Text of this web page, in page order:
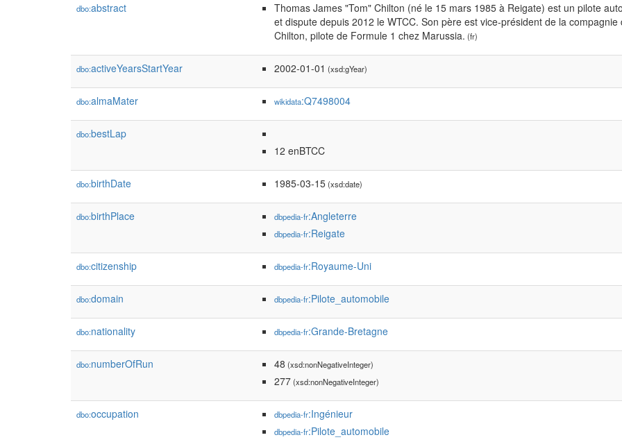
dbo:abstract
Thomas James "Tom" Chilton (né le 15 mars 1985 à Reigate) est un pilote
et dispute depuis 2012 le WTCC. Son père est vice-président de la
Chilton, pilote de Formule 1 chez Marussia. (fr)
dbo:activeYearsStartYear 2002-01-01 (xsd:gYear)
dbo:almaMater wikidata:Q7498004
dbo:bestLap
12 enBTCC
dbo:birthDate 1985-03-15(xsd:date)
dbo:birthPlace dbpedia-fr:Angleterre
dbpedia-fr:Reigate
dbo:citizenship dbpedia-fr:Royaume-Uni
dbo:domain dbpedia-fr:Pilote_automobile
dbo:nationality dbpedia-fr:Grande-Bretagne
dbo:numberOfRun 48 (xsd:nonNegativeInteger)
277(xsd:nonNegativeInteger)
dbo:occupation dbpedia-fr:Ingénieur
dbpedia-fr:Pilote_automobile